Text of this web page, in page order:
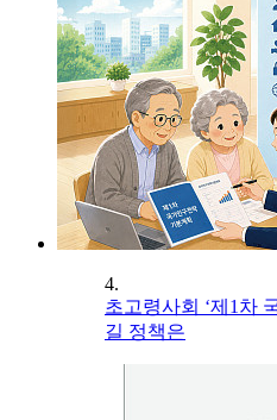
4.
초고령사회 ‘제1차
길 정책은